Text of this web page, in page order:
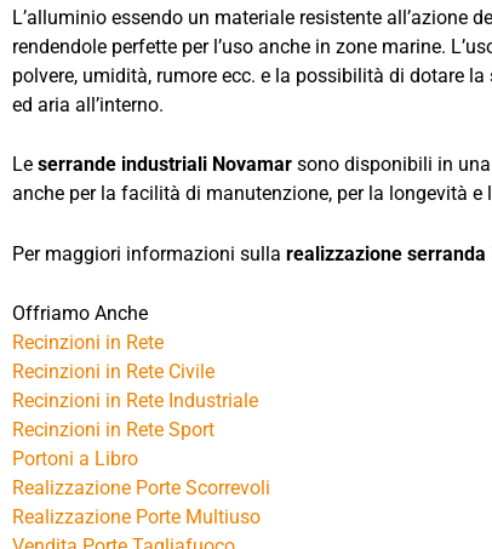
L’alluminio essendo un materiale resistente all’azione
rendendole perfette per l’uso anche in zone marine.
polvere, umidità, rumore ecc. e la possibilità di dotare
ed aria all’interno.
Le serrande industriali Novamar sono disponibili in
anche per la facilità di manutenzione, per la longevità
Per maggiori informazioni sulla realizzazione
Offriamo Anche
Recinzioni in Rete
Recinzioni in Rete Civile
Recinzioni in Rete Industriale
Recinzioni in Rete Sport
Portoni a Libro
Realizzazione Porte Scorrevoli
Realizzazione Porte Multiuso